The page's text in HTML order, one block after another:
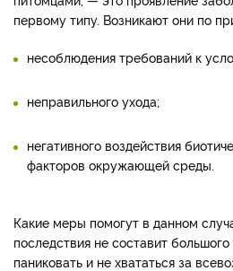
первому типу. Возникают они по
несоблюдения требований к
неправильного ухода;
негативного воздействия
факторов окружающей среды.
Какие меры помогут в данном
последствия не составит
паниковать и не хвататься за